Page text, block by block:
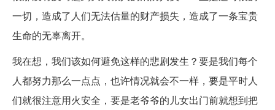
一切，造成了人们无法估量的财产损失，造成了一条宝贵
生命的无辜离开。
我在想，我们该如何避免这样的悲剧发生？要是我们每个
人都努力那么一点点，也许情况就会不一样，要是平时人
们就很注意用火安全，要是老爷爷的儿女出门前就想到把